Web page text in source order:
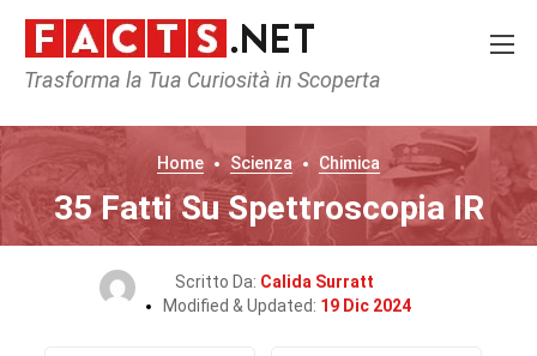
Trasforma la Tua Curiosità in Scoperta
Home Scienza Chimica
35 Fatti Su Spettroscopia IR
Scritto Da: Calida Surratt
Modified & Updated: 19 Dic 2024